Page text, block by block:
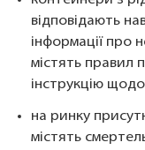
відповідають
інформації про
містять правил
інструкцію
на ринку
містять